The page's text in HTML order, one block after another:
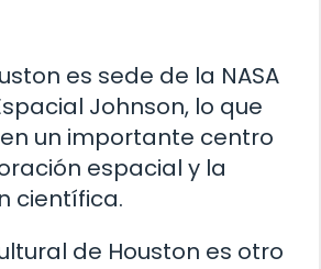
es sede de la NASA
Johnson, lo que
un importante centro
espacial y la
científica.
de Houston es otro